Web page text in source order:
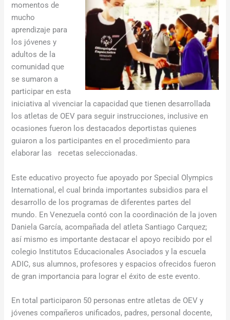
momentos de
mucho
aprendizaje para
los jóvenes y
adultos de la
comunidad que
se sumaron a
participar en esta
iniciativa al vivenciar la capacidad que tienen desarrollada
los atletas de OEV para seguir instrucciones, inclusive en
ocasiones fueron los destacados deportistas quienes
guiaron a los participantes en el procedimiento para
elaborar las recetas seleccionadas.
Este educativo proyecto fue apoyado por Special Olympics
International, el cual brinda importantes subsidios para el
desarrollo de los programas de diferentes partes del
mundo. En Venezuela contó con la coordinación de la joven
Daniela García, acompañada del atleta Santiago Carquez;
así mismo es importante destacar el apoyo recibido por el
colegio Institutos Educacionales Asociados y la escuela
ADIC, sus alumnos, profesores y espacios ofrecidos fueron
de gran importancia para lograr el éxito de este evento.
En total participaron 50 personas entre atletas de OEV y
jóvenes compañeros unificados, padres, personal docente,